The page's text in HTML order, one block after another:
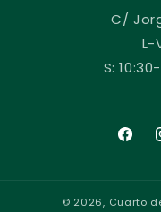
C/
L-
S:
© 2026, Cuarto